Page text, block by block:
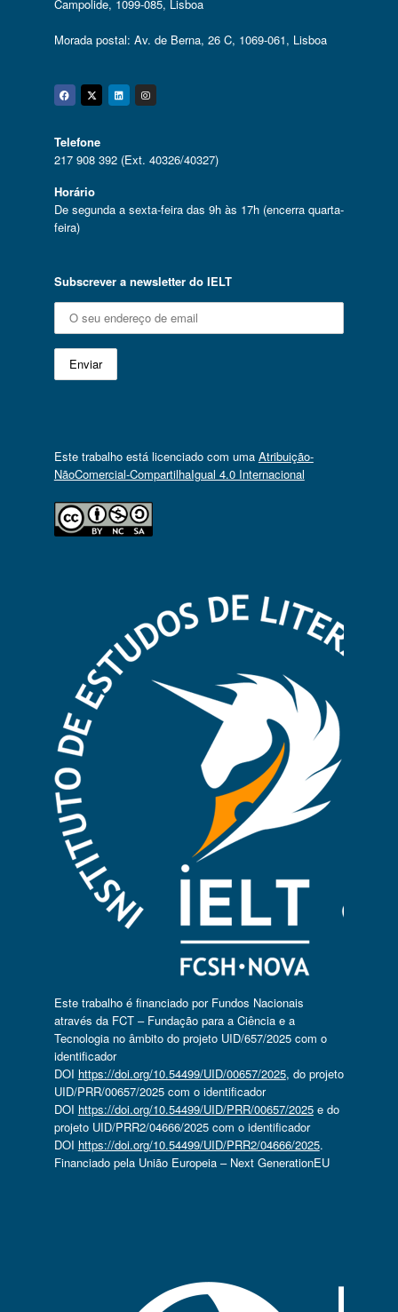
Campolide, 1099-085, Lisboa
Morada postal: Av. de Berna, 26 C, 1069-061, Lisboa
Facebook
Twitter
Linkedin
Instagram
Telefone
217 908 392 (Ext. 40326/40327)
Horário
De segunda a sexta-feira das 9h às 17h (encerra quarta-
feira)
Subscrever a newsletter do IELT
Este trabalho está licenciado com uma Atribuição-
NãoComercial-CompartilhaIgual 4.0 Internacional
Este trabalho é financiado por Fundos Nacionais
através da FCT – Fundação para a Ciência e a
Tecnologia no âmbito do projeto UID/657/2025 com o
identificador
DOI https://doi.org/10.54499/UID/00657/2025, do projeto
UID/PRR/00657/2025 com o identificador
DOI https://doi.org/10.54499/UID/PRR/00657/2025e do
projeto UID/PRR2/04666/2025 com o identificador
DOI https://doi.org/10.54499/UID/PRR2/04666/2025.
Financiado pela União Europeia – Next GenerationEU